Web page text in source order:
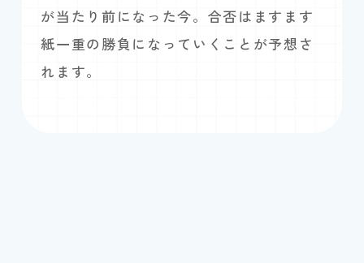
が当たり前になった今。合否はますます
紙一重の勝負になっていくことが予想さ
れます。